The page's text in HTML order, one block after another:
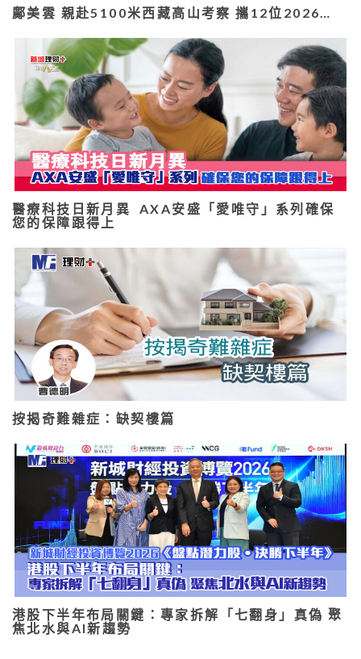
鄺美雲 親赴5100米西藏高山考察 攜12位2026…
醫療科技日新月異 AXA安盛「愛唯守」系列確保
您的保障跟得上
按揭奇難雜症：缺契樓篇
港股下半年布局關鍵：專家拆解「七翻身」真偽 聚
焦北水與AI新趨勢